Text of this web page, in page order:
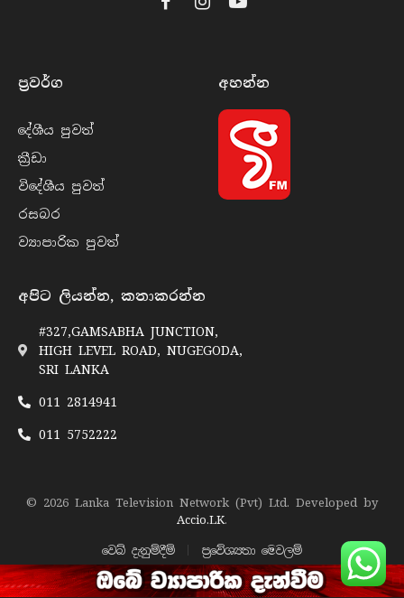
FacebookInstagramYouTube
ප්‍රවර්​ග
දේශීය පුව​ත්
ක්‍රී​ඩා
විදේශීය පුව​ත්
රසබ​ර
ව්‍යාපාරික පුව​ත්
අහන්​න
අපිට ලියන්න, කතාකරන්න
#327,GAMSABHA JUNCTION,
HIGH LEVEL ROAD, NUGEGODA,
SRI LANKA
011 2814941
011 5752222
© 2026 Lanka Television Network (Pvt) Ltd. Developed by
Accio.LK.
වෙබ් දැනුම්දීම්
ප්‍රවේශ්‍යතා මෙවලම්